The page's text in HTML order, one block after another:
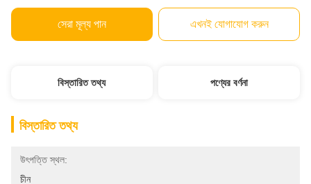
সেরা মূল্য পান এখনই যোগাযোগ করুন
বিস্তারিত তথ্য পণ্যের বর্ণনা
বিস্তারিত তথ্য
উৎপত্তি স্থল:
চীন